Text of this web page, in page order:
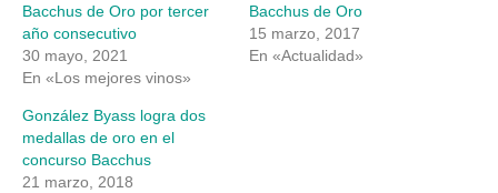
Bacchus de Oro por tercer
año consecutivo
30 mayo, 2021
En «Los mejores vinos»
Bacchus de Oro
15 marzo, 2017
En «Actualidad»
González Byass logra dos
medallas de oro en el
concurso Bacchus
21 marzo, 2018